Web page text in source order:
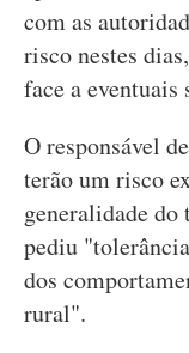
com as
risco nestes
face a eventuais
O responsável
terão um risco
generalidade
pediu
dos
rural".